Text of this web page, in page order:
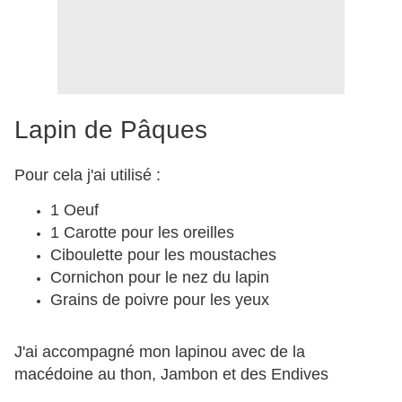
Lapin de Pâques
Pour cela j'ai utilisé :
1 Oeuf
1 Carotte pour les oreilles
Ciboulette pour les moustaches
Cornichon pour le nez du lapin
Grains de poivre pour les yeux
J'ai accompagné mon lapinou avec de la
macédoine au thon, Jambon et des Endives